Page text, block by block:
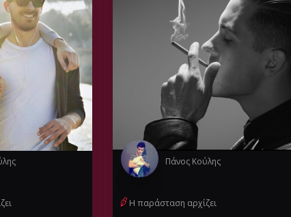
Πάνος Κούλης
Η παράσταση αρχίζει